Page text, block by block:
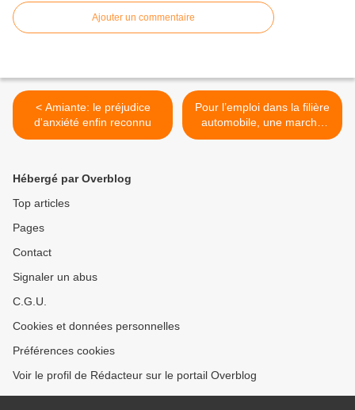
Ajouter un commentaire
< Amiante: le préjudice
d'anxiété enfin reconnu
Pour l’emploi dans la filière
automobile, une marche
dans l’Aveyron >
Hébergé par Overblog
Top articles
Pages
Contact
Signaler un abus
C.G.U.
Cookies et données personnelles
Préférences cookies
Voir le profil de Rédacteur sur le portail Overblog